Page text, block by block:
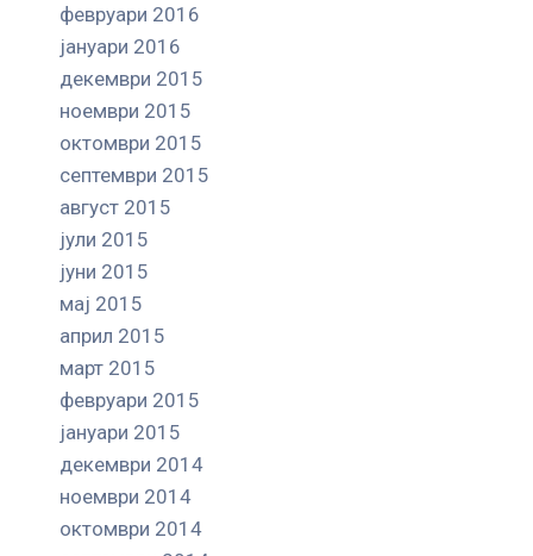
февруари 2016
јануари 2016
декември 2015
ноември 2015
октомври 2015
септември 2015
август 2015
јули 2015
јуни 2015
мај 2015
април 2015
март 2015
февруари 2015
јануари 2015
декември 2014
ноември 2014
октомври 2014